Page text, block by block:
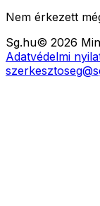
Nem érkezett
Sg.hu© 2026
Adatvédelmi